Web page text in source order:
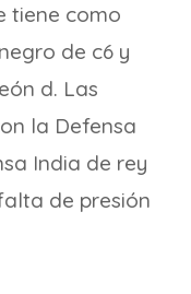
tiene como
de c6 y
d. Las
la Defensa
India de rey
de presión